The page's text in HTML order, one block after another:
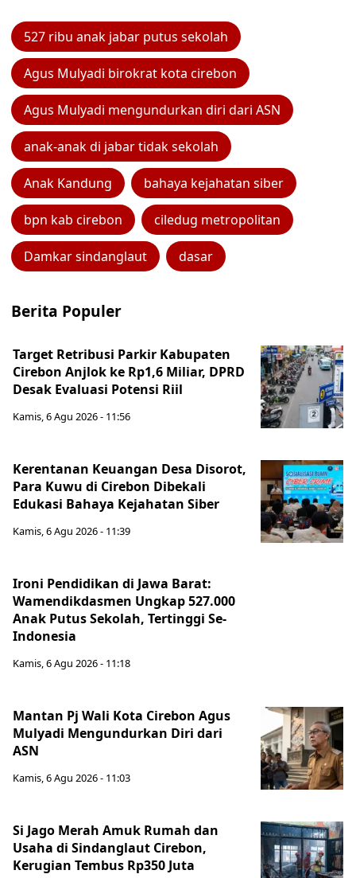
527 ribu anak jabar putus sekolah
Agus Mulyadi birokrat kota cirebon
Agus Mulyadi mengundurkan diri dari ASN
anak-anak di jabar tidak sekolah
Anak Kandung bahaya kejahatan siber
bpn kab cirebon ciledug metropolitan
Damkar sindanglaut dasar
Berita Populer
Target Retribusi Parkir Kabupaten
Cirebon Anjlok ke Rp1,6 Miliar, DPRD
Desak Evaluasi Potensi Riil
Kamis, 6 Agu 2026 - 11:56
Kerentanan Keuangan Desa Disorot,
Para Kuwu di Cirebon Dibekali
Edukasi Bahaya Kejahatan Siber
Kamis, 6 Agu 2026 - 11:39
Ironi Pendidikan di Jawa Barat:
Wamendikdasmen Ungkap 527.000
Anak Putus Sekolah, Tertinggi Se-
Indonesia
Kamis, 6 Agu 2026 - 11:18
Mantan Pj Wali Kota Cirebon Agus
Mulyadi Mengundurkan Diri dari
ASN
Kamis, 6 Agu 2026 - 11:03
Si Jago Merah Amuk Rumah dan
Usaha di Sindanglaut Cirebon,
Kerugian Tembus Rp350 Juta